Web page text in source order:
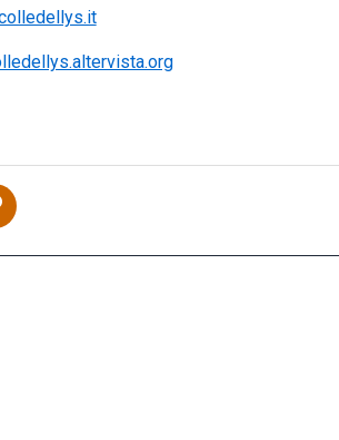
of the Re…